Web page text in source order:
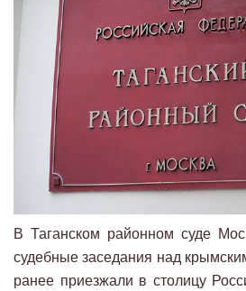
В Таганском районном суде
судебные заседания над
ранее приезжали в столицу